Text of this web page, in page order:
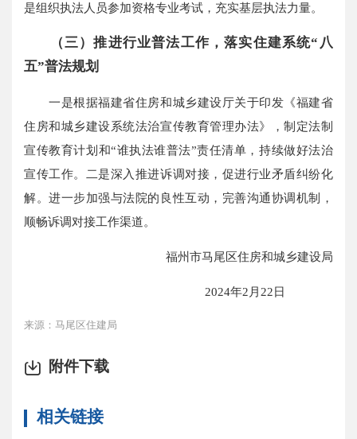
是组织执法人员参加资格专业考试，充实基层执法力量。
（三）推进行业普法工作，落实住建系统“八
五”普法规划
一是根据福建省住房和城乡建设厅关于印发《福建省
住房和城乡建设系统法治宣传教育管理办法》，制定法制
宣传教育计划和“谁执法谁普法”责任清单，持续做好法治
宣传工作。二是深入推进诉调对接，促进行业矛盾纠纷化
解。进一步加强与法院的良性互动，完善沟通协调机制，
顺畅诉调对接工作渠道。
福州市马尾区住房和城乡建设局
2024年2月22日
来源：马尾区住建局
附件下载
相关链接